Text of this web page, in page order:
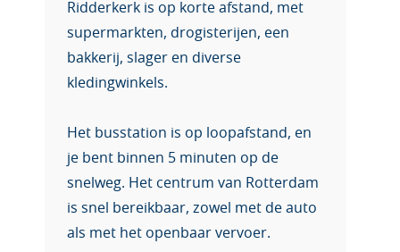
Ridderkerk is op korte afstand, met
supermarkten, drogisterijen, een
bakkerij, slager en diverse
kledingwinkels.
Het busstation is op loopafstand, en
je bent binnen 5 minuten op de
snelweg. Het centrum van Rotterdam
is snel bereikbaar, zowel met de auto
als met het openbaar vervoer.